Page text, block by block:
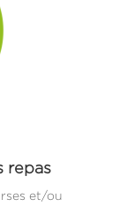
repas
et/ou